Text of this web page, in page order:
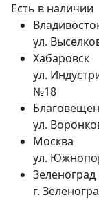
Есть в наличии
ул.
Хабаровск
ул.
№18
ул.
Москва
ул.
Зеленоград
г.